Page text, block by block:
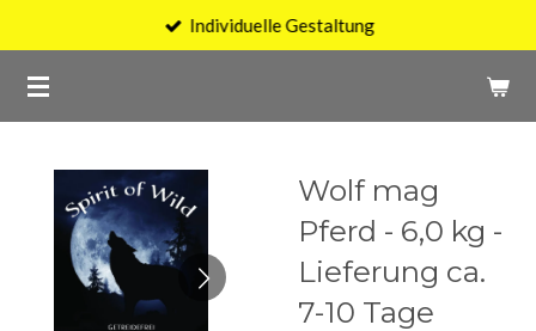
springen
Individuelle Gestaltung
Wolf mag
Pferd - 6,0 kg -
Lieferung ca.
7-10 Tage